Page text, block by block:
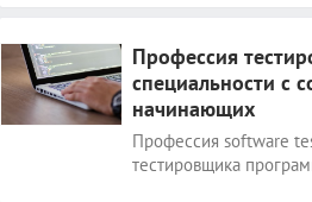
Профессия
специальности с
начинающих
Профессия software
тестировщика